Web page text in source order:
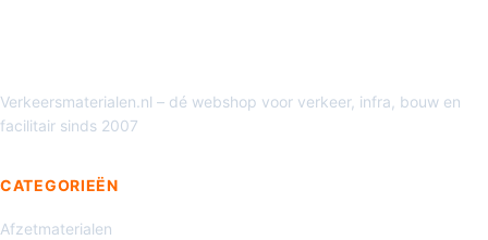
Verkeersmaterialen.nl – dé webshop voor verkeer, infra, bouw en
facilitair sinds 2007
CATEGORIEËN
Afzetmaterialen